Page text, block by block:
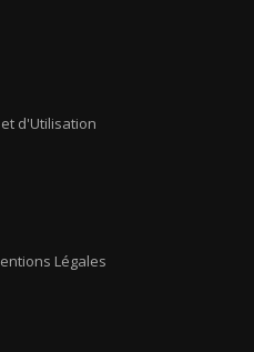
d'Utilisation
Légales